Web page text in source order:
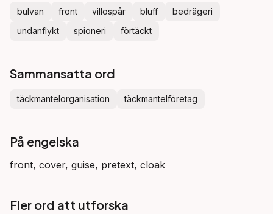
bulvan front villospår bluff
bedrägeri
undanflykt
spioneri förtäckt
Sammansatta ord
täckmantelorganisation täckmantelföretag
På engelska
front, cover, guise, pretext, cloak
Fler ord att utforska